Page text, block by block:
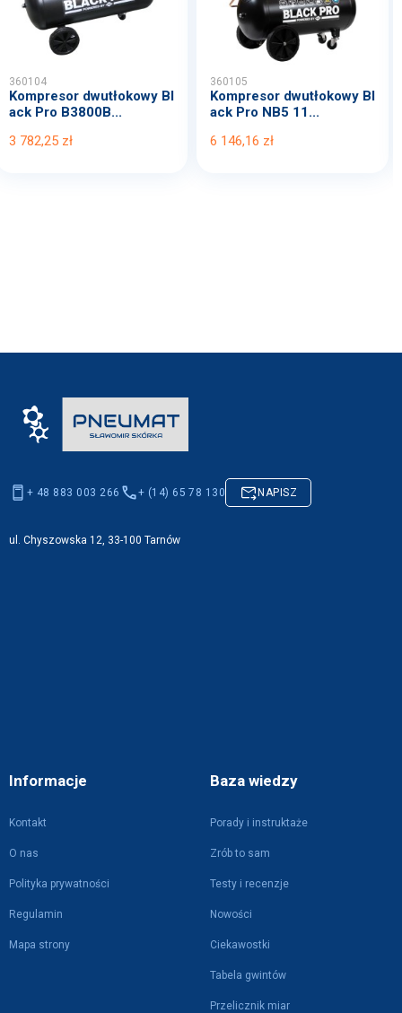
360104
Kompresor dwutłokowy Bl
ack Pro B3800B...
3 782,25 zł
360105
Kompresor dwutłokowy Bl
ack Pro NB5 11...
6 146,16 zł
Informacje
Kontakt
O nas
Polityka prywatności
Regulamin
Mapa strony
Baza wiedzy
Porady i instruktaże
Zrób to sam
Testy i recenzje
Nowości
Ciekawostki
Tabela gwintów
Przelicznik miar
+ 48 883 003 266 + (14) 65 78 130 NAPISZ
ul. Chyszowska 12, 33-100 Tarnów